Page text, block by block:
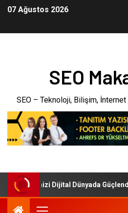
07 Ağustos 2026
SEO
SEO – Teknoloji, Bilişim, İnternet
İşletmenizi Dijital Dünyada